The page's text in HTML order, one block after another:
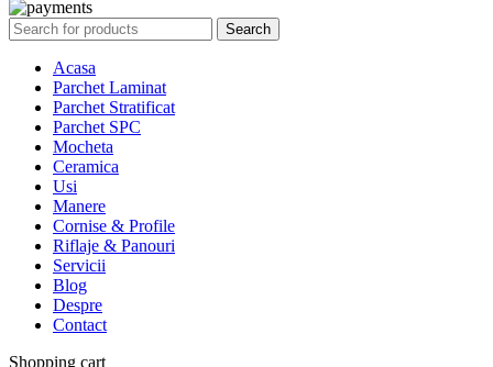
Search
Acasa
Parchet Laminat
Parchet Stratificat
Parchet SPC
Mocheta
Ceramica
Usi
Manere
Cornise & Profile
Riflaje & Panouri
Servicii
Blog
Despre
Contact
Shopping cart